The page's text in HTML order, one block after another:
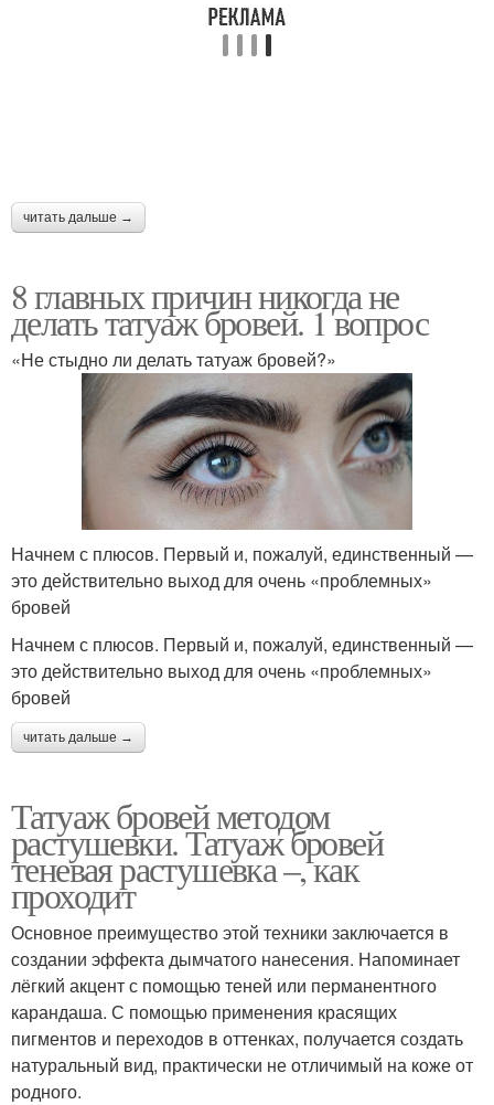
читать дальше →
8 главных причин никогда не
делать татуаж бровей. 1 вопрос
«Не стыдно ли делать татуаж бровей?»
Начнем с плюсов. Первый и, пожалуй, единственный —
это действительно выход для очень «проблемных»
бровей
Начнем с плюсов. Первый и, пожалуй, единственный —
это действительно выход для очень «проблемных»
бровей
читать дальше →
Татуаж бровей методом
растушевки. Татуаж бровей
теневая растушевка –, как
проходит
Основное преимущество этой техники заключается в
создании эффекта дымчатого нанесения. Напоминает
лёгкий акцент с помощью теней или перманентного
карандаша. С помощью применения красящих
пигментов и переходов в оттенках, получается создать
натуральный вид, практически не отличимый на коже от
родного.